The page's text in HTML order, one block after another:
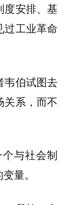
度安排、基
过工业革命
韦伯试图去
关系，而不
与社会制
量。